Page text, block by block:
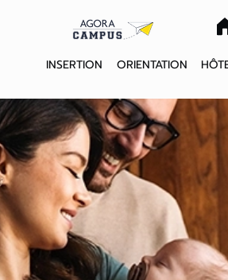
INSERTION ORIENTATION